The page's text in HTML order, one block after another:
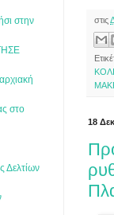
στις
18
στην
στο
Δελτίων